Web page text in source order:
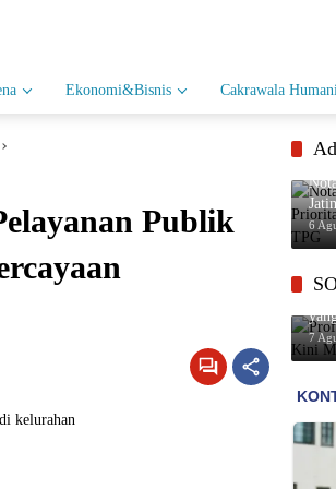
Ekonomi&Bisnis Cakrawala
Publik
6
7